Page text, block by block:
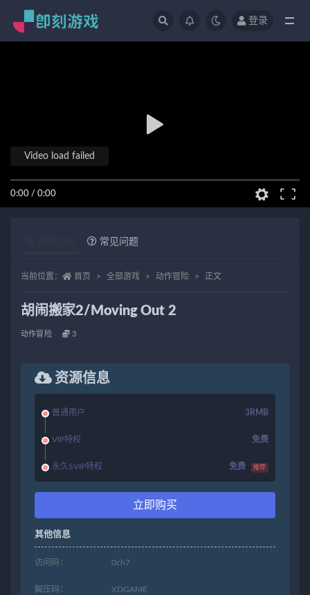
登录
0:00 / 0:00
Video load failed
常见问题
当前位置： 首页 全部游戏 动作冒险 正文
胡闹搬家2/Moving Out 2
动作冒险 3
资源信息
普通用户 3RMB
VIP特权 免费
永久SVIP特权 免费 推荐
立即购买
其他信息
访问码： 0ch7
解压码： XDGAME